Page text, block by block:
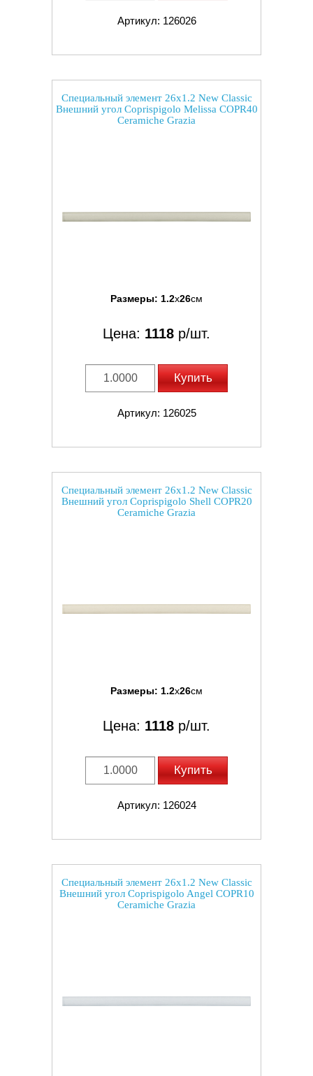
Артикул: 126026
Специальный элемент 26x1.2 New Classic
Внешний угол Coprispigolo Melissa COPR40
Ceramiche Grazia
Размеры: 1.2x26см
Цена: 1118 р/шт.
Купить
Артикул: 126025
Специальный элемент 26x1.2 New Classic
Внешний угол Coprispigolo Shell COPR20
Ceramiche Grazia
Размеры: 1.2x26см
Цена: 1118 р/шт.
Купить
Артикул: 126024
Специальный элемент 26x1.2 New Classic
Внешний угол Coprispigolo Angel COPR10
Ceramiche Grazia